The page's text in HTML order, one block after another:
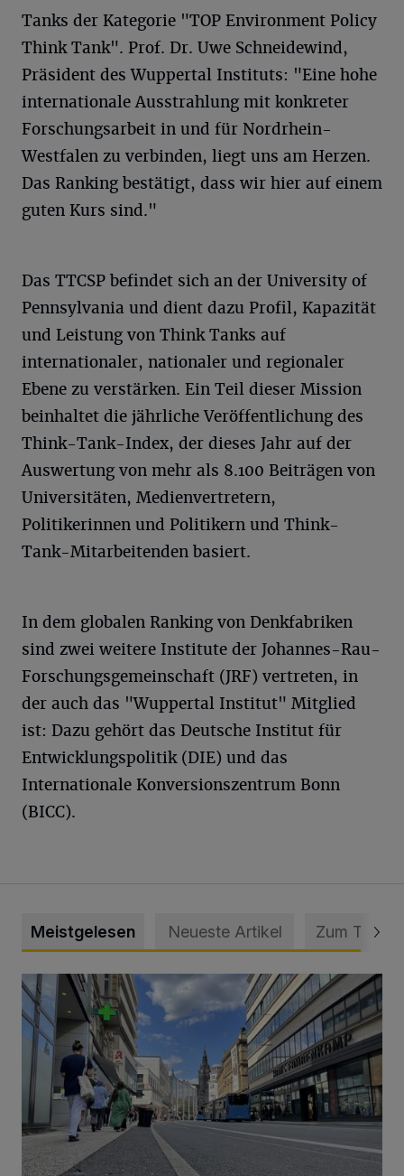
Tanks der Kategorie "TOP Environment Policy
Think Tank". Prof. Dr. Uwe Schneidewind,
Präsident des Wuppertal Instituts: "Eine hohe
internationale Ausstrahlung mit konkreter
Forschungsarbeit in und für Nordrhein-
Westfalen zu verbinden, liegt uns am Herzen.
Das Ranking bestätigt, dass wir hier auf einem
guten Kurs sind."
Das TTCSP befindet sich an der University of
Pennsylvania und dient dazu Profil, Kapazität
und Leistung von Think Tanks auf
internationaler, nationaler und regionaler
Ebene zu verstärken. Ein Teil dieser Mission
beinhaltet die jährliche Veröffentlichung des
Think-Tank-Index, der dieses Jahr auf der
Auswertung von mehr als 8.100 Beiträgen von
Universitäten, Medienvertretern,
Politikerinnen und Politikern und Think-
Tank-Mitarbeitenden basiert.
In dem globalen Ranking von Denkfabriken
sind zwei weitere Institute der Johannes-Rau-
Forschungsgemeinschaft (JRF) vertreten, in
der auch das "Wuppertal Institut" Mitglied
ist: Dazu gehört das Deutsche Institut für
Entwicklungspolitik (DIE) und das
Internationale Konversionszentrum Bonn
(BICC).
Meistgelesen Neueste Artikel Zum Thema
Ein Unzustand und Skandal